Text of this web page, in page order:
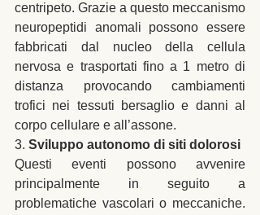
centripeto. Grazie a questo meccanismo
neuropeptidi anomali possono essere
fabbricati dal nucleo della cellula
nervosa e trasportati fino a 1 metro di
distanza provocando cambiamenti
trofici nei tessuti bersaglio e danni al
corpo cellulare e all’assone.
3. Sviluppo autonomo di siti dolorosi
Questi eventi possono avvenire
principalmente in seguito a
problematiche vascolari o meccaniche.